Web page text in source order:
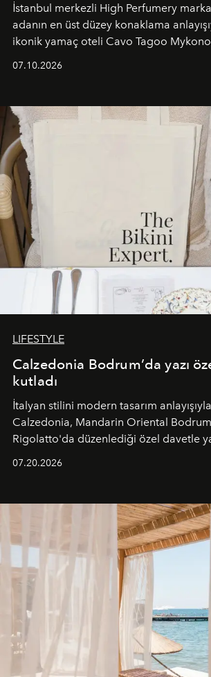
İstanbul merkezli High Perfumery
adanın en üst düzey konaklama
ikonik yamaç oteli Cavo Tagoo
buluşturarak markanın Cavo Tagoo’daki
sürükleyici ve mevsime özel bir
07.10.2026
LIFESTYLE
Calzedonia Bodrum’da yazı
kutladı
İtalyan stilini modern tasarım
Calzedonia, Mandarin Oriental
Rigolatto'da düzenlediği özel davetle
07.20.2026